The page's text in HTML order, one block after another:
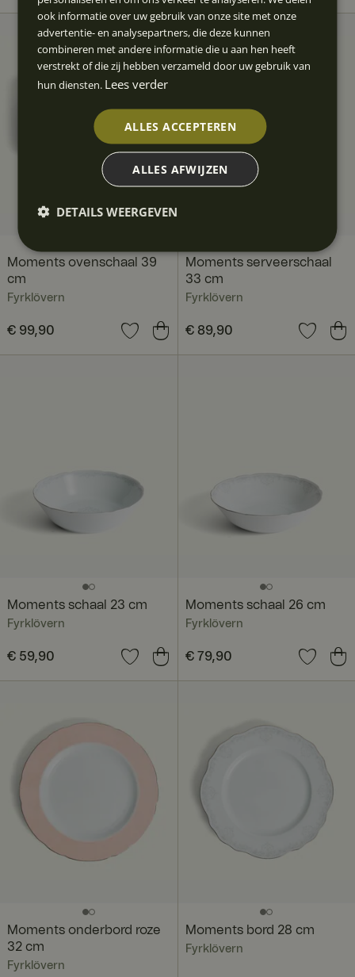
Moments ovenschaal 39
cm
Fyrklövern
Prijs:€ 99,90
€ 99,90
Moments serveerschaal
33 cm
Fyrklövern
Prijs:€ 89,90
€ 89,90
Moments schaal 23 cm
Fyrklövern
Prijs:€ 59,90
€ 59,90
Moments schaal 26 cm
Fyrklövern
Prijs:€ 79,90
€ 79,90
Moments onderbord roze
32 cm
Fyrklövern
Moments bord 28 cm
Fyrklövern
ook informatie over uw gebruik van onze site met onze
advertentie- en analysepartners, die deze kunnen
combineren met andere informatie die u aan hen heeft
verstrekt of die zij hebben verzameld door uw gebruik van
hun diensten. Lees verder
ALLES ACCEPTEREN
ALLES AFWIJZEN
DETAILS WEERGEVEN